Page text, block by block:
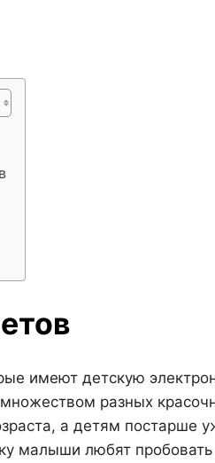
имеют детскую
разных
а детям постарше
малыши любят